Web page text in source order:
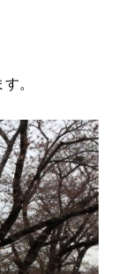
。